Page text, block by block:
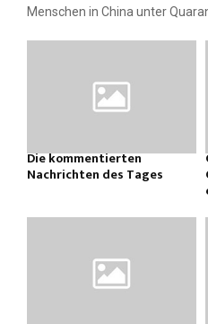
Menschen in China unter
Die kommentierten
Nachrichten des Tages